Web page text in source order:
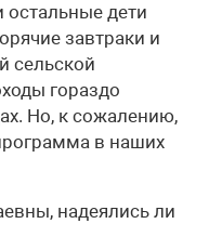
остальные дети
завтраки и
сельской
гораздо
Но, к сожалению,
в наших
надеялись ли